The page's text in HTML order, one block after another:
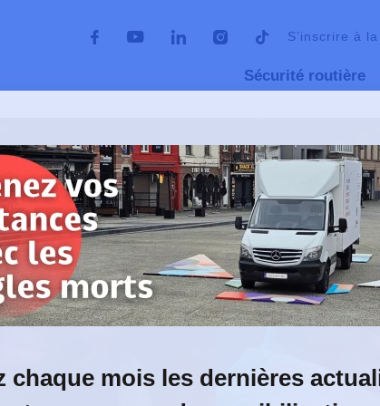
S’inscrire à
Sécurité routière
c’est NON. Et
chaque mois les dernières